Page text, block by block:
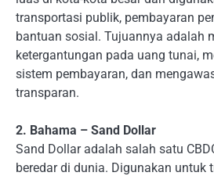
transportasi publik, pembayaran
bantuan sosial. Tujuannya adalah
ketergantungan pada uang tunai,
sistem pembayaran, dan
transparan.
2. Bahama – Sand Dollar
Sand Dollar adalah salah satu
beredar di dunia. Digunakan untuk